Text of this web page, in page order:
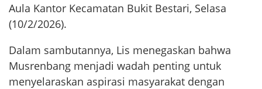
Aula Kantor Kecamatan Bukit Bestari, Selasa
(10/2/2026).
Dalam sambutannya, Lis menegaskan bahwa
Musrenbang menjadi wadah penting untuk
menyelaraskan aspirasi masyarakat dengan